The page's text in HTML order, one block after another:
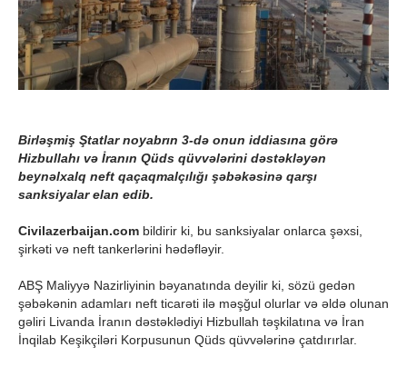
Birləşmiş Ştatlar noyabrın 3-də onun iddiasına görə
Hizbullahı və İranın Qüds qüvvələrini dəstəkləyən
beynəlxalq neft qaçaqmalçılığı şəbəkəsinə qarşı
sanksiyalar elan edib.
Civilazerbaijan.com bildirir ki, bu sanksiyalar onlarca şəxsi,
şirkəti və neft tankerlərini hədəfləyir.
ABŞ Maliyyə Nazirliyinin bəyanatında deyilir ki, sözü gedən
şəbəkənin adamları neft ticarəti ilə məşğul olurlar və əldə olunan
gəliri Livanda İranın dəstəklədiyi Hizbullah təşkilatına və İran
İnqilab Keşikçiləri Korpusunun Qüds qüvvələrinə çatdırırlar.